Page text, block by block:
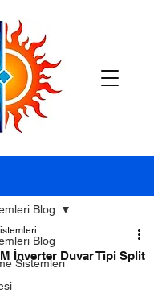
Blog
Sistemleri
Blog
İnverter Duvar Tipi Split
yıldız